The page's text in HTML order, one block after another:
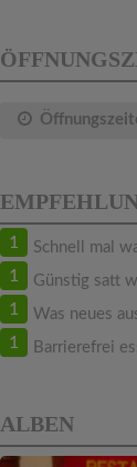
1 Schnell mal
1 Günstig satt
1 Was neues
1 Barrierefrei
ALBEN